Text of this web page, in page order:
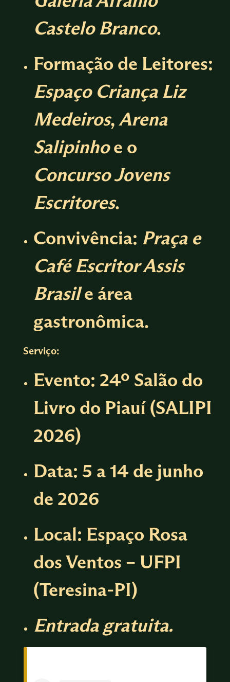
Castelo Branco.
Formação de Leitores:
Espaço Criança Liz
Medeiros,Arena
Salipinhoe o
Concurso Jovens
Escritores.
Convivência: Praça e
Café Escritor Assis
Brasile área
gastronômica.
Serviço:
Evento: 24º Salão do
Livro do Piauí (SALIPI
2026)
Data: 5 a 14 de junho
de 2026
Local: Espaço Rosa
dos Ventos – UFPI
(Teresina-PI)
Entrada gratuita.